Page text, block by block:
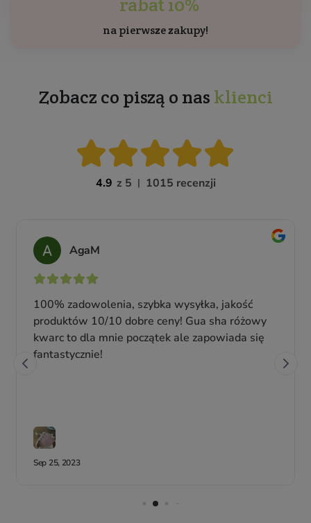
rabat 10%
na pierwsze zakupy!
Zobacz co piszą o nas klienci